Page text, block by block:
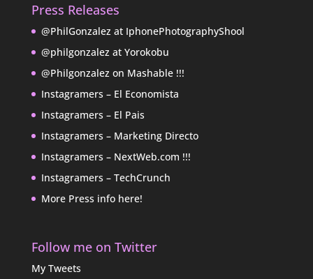
Press Releases
@PhilGonzalez at IphonePhotographyShool
@philgonzalez at Yorokobu
@Philgonzalez on Mashable !!!
Instagramers – El Economista
Instagramers – El Pais
Instagramers – Marketing Directo
Instagramers – NextWeb.com !!!
Instagramers – TechCrunch
More Press info here!
Follow me on Twitter
My Tweets